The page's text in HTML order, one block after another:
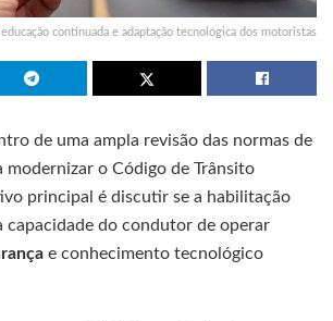
continuada e adaptação tecnológica dos motoristas
de uma ampla revisão das normas de
modernizar o Código de Trânsito
principal é discutir se a habilitação
capacidade do condutor de operar
e conhecimento tecnológico